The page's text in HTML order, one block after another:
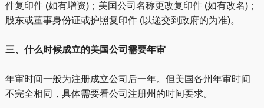
件复印件 (如有增资)；美国公司名称更改复印件 (如有改名)；
股东或董事身份证或护照复印件 (以递交到政府的为准)。
三、什么时候成立的美国公司需要年审
年审时间一般为注册成立公司后一年。但美国各州年审时间
不完全相同，具体需要看公司注册州的时间要求。